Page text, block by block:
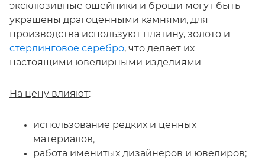
эксклюзивные ошейники и броши могут быть
украшены драгоценными камнями, для
производства используют платину, золото и
стерлинговое серебро, что делает их
настоящими ювелирными изделиями.
На цену влияют:
использование редких и ценных
материалов;
работа именитых дизайнеров и ювелиров;